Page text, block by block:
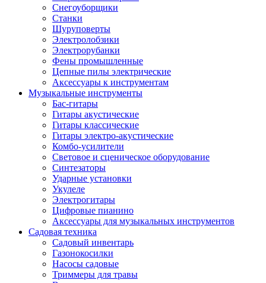
Снегоуборщики
Станки
Шуруповерты
Электролобзики
Электрорубанки
Фены промышленные
Цепные пилы электрические
Аксессуары к инструментам
Музыкальные инструменты
Бас-гитары
Гитары акустические
Гитары классические
Гитары электро-акустические
Комбо-усилители
Световое и сценическое оборудование
Синтезаторы
Ударные установки
Укулеле
Электрогитары
Цифровые пианино
Аксессуары для музыкальных инструментов
Садовая техника
Садовый инвентарь
Газонокосилки
Насосы садовые
Триммеры для травы